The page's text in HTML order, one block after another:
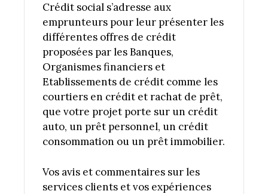
Crédit social s’adresse aux
emprunteurs pour leur présenter les
différentes offres de crédit
proposées par les Banques,
Organismes financiers et
Etablissements de crédit comme les
courtiers en crédit et rachat de prêt,
que votre projet porte sur un crédit
auto, un prêt personnel, un crédit
consommation ou un prêt immobilier.
Vos avis et commentaires sur les
services clients et vos expériences